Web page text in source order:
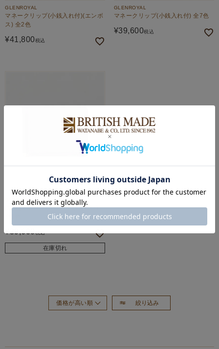
GLENROYAL
マネークリップ(小銭入れ付)(エンボ
ス) 全2色
¥41,800税込
GLENROYAL
マネークリップ(小銭入れ付) 全7色
¥39,600税込
GLENROYAL
[別注]マネークリップ(小銭入れ付)
¥39,600税込
在庫切れ
絞り込み
価格が高い順